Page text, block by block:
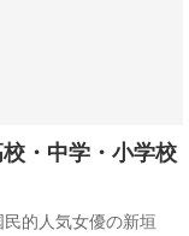
・中学・小学校
的人気女優の新垣